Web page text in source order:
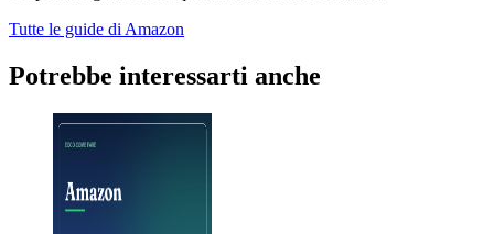
Tutte le guide di Amazon
Potrebbe interessarti anche